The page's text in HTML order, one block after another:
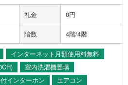
礼金 0円
階数 4階/4階
インターネット月額使用料無料
室内洗濯機置場
インターホン
エアコン